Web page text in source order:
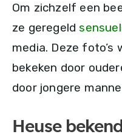
Om zichzelf een
ze geregeld
media. Deze foto’s
bekeken door
door jongere
Heuse